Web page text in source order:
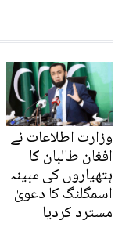
وزارت اطلاعات نے
افغان طالبان کا
ہتھیاروں کی مبینہ
اسمگلنگ کا دعویٰ
مسترد کردیا